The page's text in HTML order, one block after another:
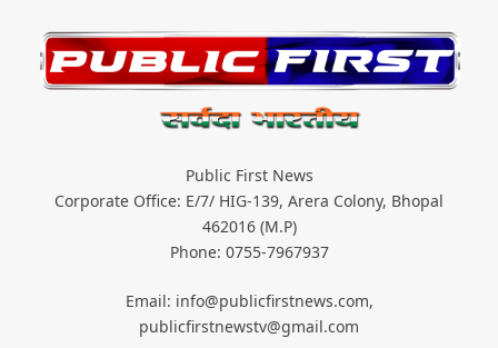
Public First News
Corporate Office: E/7/ HIG-139, Arera Colony, Bhopal
462016 (M.P)
Phone: 0755-7967937
Email: info@publicfirstnews.com,
publicfirstnewstv@gmail.com